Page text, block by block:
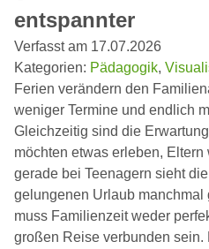
entspannter
Verfasst am 17.07.2026
Kategorien: Pädagogik,
Ferien verändern den
weniger Termine und endlich
Gleichzeitig sind die
möchten etwas erleben,
gerade bei Teenagern sieht
gelungenen Urlaub manchmal
muss Familienzeit weder
großen Reise verbunden sein.